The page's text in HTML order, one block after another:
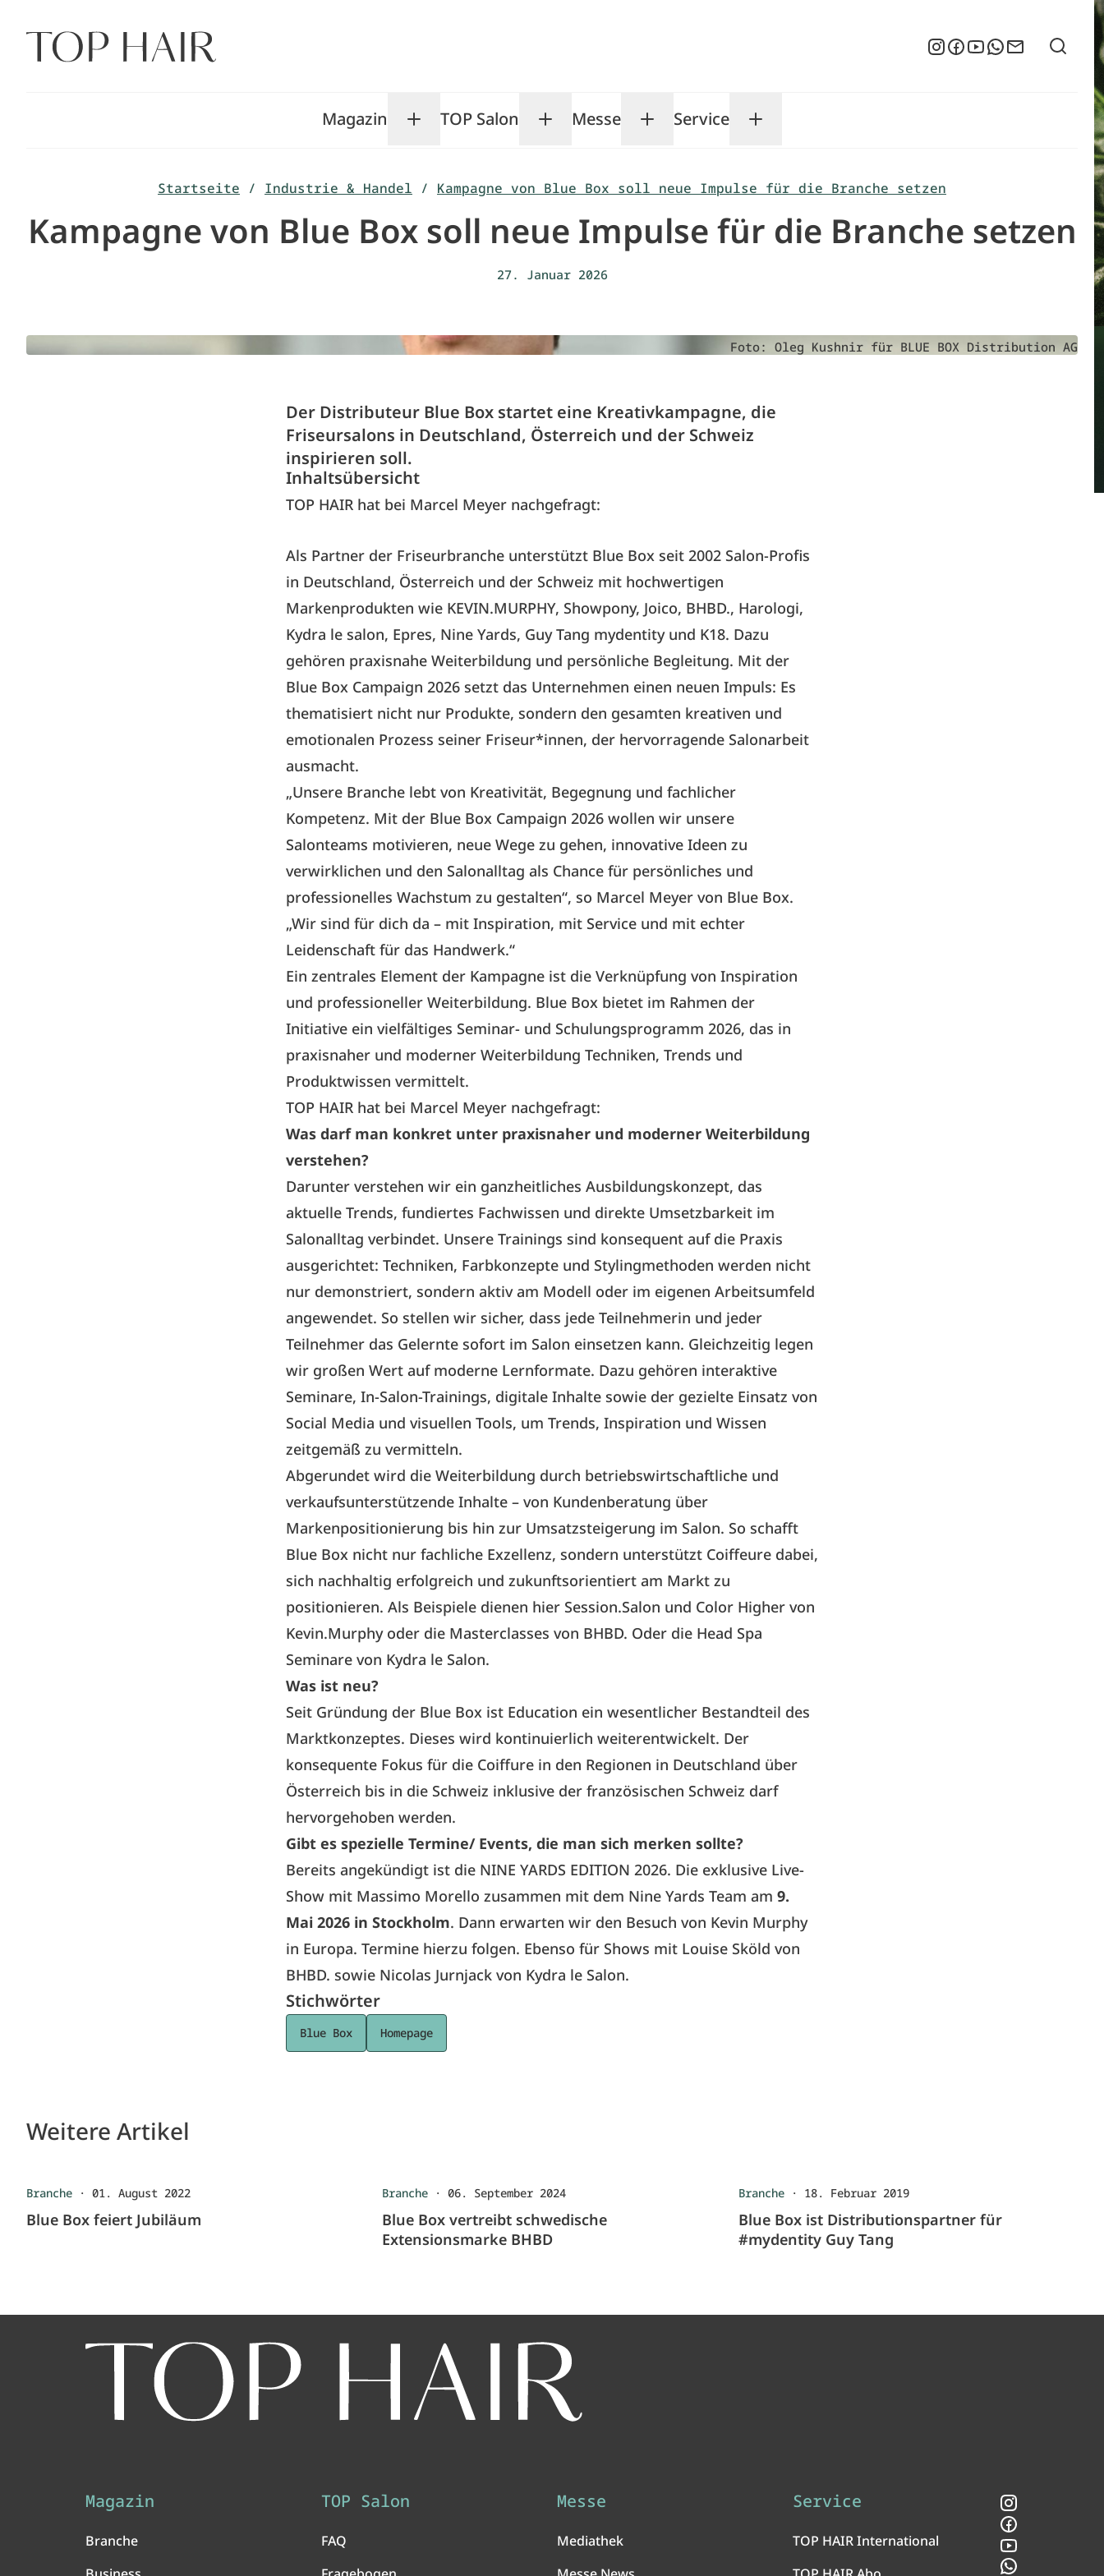
Inhalt
springen
Suche
Magazin Toggle Magazin submenu
TOP Salon Toggle TOP Salon submenu
Messe Toggle Messe submenu
Service Toggle Service submenu
Instagram
Facebook
YouTubeWhatsApp
Newsletter
Startseite / Industrie & Handel / Kampagne von Blue Box soll neue Impulse für die Branche setzen
Kampagne von Blue Box soll neue Impulse für die Branche setzen
27. Januar 2026
Foto: Oleg Kushnir für BLUE BOX Distribution AG
Der Distributeur Blue Box startet eine Kreativkampagne, die
Friseursalons in Deutschland, Österreich und der Schweiz
inspirieren soll.
Inhaltsübersicht
TOP HAIR hat bei Marcel Meyer nachgefragt:
Als Partner der Friseurbranche unterstützt Blue Box seit 2002 Salon-Profis
in Deutschland, Österreich und der Schweiz mit hochwertigen
Markenprodukten wie KEVIN.MURPHY, Showpony, Joico, BHBD., Harologi,
Kydra le salon, Epres, Nine Yards, Guy Tang mydentity und K18. Dazu
gehören praxisnahe Weiterbildung und persönliche Begleitung. Mit der
Blue Box Campaign 2026 setzt das Unternehmen einen neuen Impuls: Es
thematisiert nicht nur Produkte, sondern den gesamten kreativen und
emotionalen Prozess seiner Friseur*innen, der hervorragende Salonarbeit
ausmacht.
„Unsere Branche lebt von Kreativität, Begegnung und fachlicher
Kompetenz. Mit der Blue Box Campaign 2026 wollen wir unsere
Salonteams motivieren, neue Wege zu gehen, innovative Ideen zu
verwirklichen und den Salonalltag als Chance für persönliches und
professionelles Wachstum zu gestalten“, so Marcel Meyer von Blue Box.
„Wir sind für dich da – mit Inspiration, mit Service und mit echter
Leidenschaft für das Handwerk.“
Ein zentrales Element der Kampagne ist die Verknüpfung von Inspiration
und professioneller Weiterbildung. Blue Box bietet im Rahmen der
Initiative ein vielfältiges Seminar- und Schulungsprogramm 2026, das in
praxisnaher und moderner Weiterbildung Techniken, Trends und
Produktwissen vermittelt.
TOP HAIR hat bei Marcel Meyer nachgefragt:
Was darf man konkret unter praxisnaher und moderner Weiterbildung
verstehen?
Darunter verstehen wir ein ganzheitliches Ausbildungskonzept, das
aktuelle Trends, fundiertes Fachwissen und direkte Umsetzbarkeit im
Salonalltag verbindet. Unsere Trainings sind konsequent auf die Praxis
ausgerichtet: Techniken, Farbkonzepte und Stylingmethoden werden nicht
nur demonstriert, sondern aktiv am Modell oder im eigenen Arbeitsumfeld
angewendet. So stellen wir sicher, dass jede Teilnehmerin und jeder
Teilnehmer das Gelernte sofort im Salon einsetzen kann. Gleichzeitig legen
wir großen Wert auf moderne Lernformate. Dazu gehören interaktive
Seminare, In-Salon-Trainings, digitale Inhalte sowie der gezielte Einsatz von
Social Media und visuellen Tools, um Trends, Inspiration und Wissen
zeitgemäß zu vermitteln.
Abgerundet wird die Weiterbildung durch betriebswirtschaftliche und
verkaufsunterstützende Inhalte – von Kundenberatung über
Markenpositionierung bis hin zur Umsatzsteigerung im Salon. So schafft
Blue Box nicht nur fachliche Exzellenz, sondern unterstützt Coiffeure dabei,
sich nachhaltig erfolgreich und zukunftsorientiert am Markt zu
positionieren. Als Beispiele dienen hier Session.Salon und Color Higher von
Kevin.Murphy oder die Masterclasses von BHBD. Oder die Head Spa
Seminare von Kydra le Salon.
Was ist neu?
Seit Gründung der Blue Box ist Education ein wesentlicher Bestandteil des
Marktkonzeptes. Dieses wird kontinuierlich weiterentwickelt. Der
konsequente Fokus für die Coiffure in den Regionen in Deutschland über
Österreich bis in die Schweiz inklusive der französischen Schweiz darf
hervorgehoben werden.
Gibt es spezielle Termine/ Events, die man sich merken sollte?
Bereits angekündigt ist die NINE YARDS EDITION 2026. Die exklusive Live-
Show mit Massimo Morello zusammen mit dem Nine Yards Team am 9.
Mai 2026 in Stockholm. Dann erwarten wir den Besuch von Kevin Murphy
in Europa. Termine hierzu folgen. Ebenso für Shows mit Louise Sköld von
BHBD. sowie Nicolas Jurnjack von Kydra le Salon.
Stichwörter
Blue Box Homepage
Weitere Artikel
Branche · 01. August 2022
Blue Box feiert Jubiläum
Branche ·06. September 2024
Blue Box vertreibt schwedische
Extensionsmarke BHBD
Branche· 18. Februar 2019
Blue Box ist Distributionspartner für
#mydentity Guy Tang
Magazin
Branche
TOP Salon
FAQ
Messe
Mediathek
Service
TOP HAIR International